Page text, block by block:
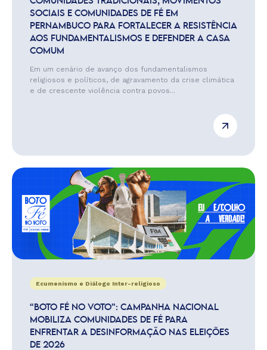
SOCIAIS E COMUNIDADES DE FÉ EM
PERNAMBUCO PARA FORTALECER A RESISTÊNCIA
AOS FUNDAMENTALISMOS E DEFENDER A CASA
COMUM
Em um cenário de avanço dos fundamentalismos
religiosos e políticos, de agravamento da crise climática
e de crescente violência contra povos...
Ecumenismo e Diálogo Inter-religioso
“BOTO FÉ NO VOTO”: CAMPANHA NACIONAL
MOBILIZA COMUNIDADES DE FÉ PARA
ENFRENTAR A DESINFORMAÇÃO NAS ELEIÇÕES
DE 2026